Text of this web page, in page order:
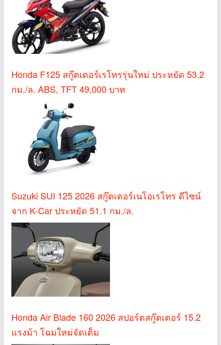
Honda F125 สกู๊ตเตอร์เรโทรรุ่นใหม่ ประหยัด 53.2
กม./ล. ABS, TFT 49,000 บาท
Suzuki SUI 125 2026 สกู๊ตเตอร์เนโอเรโทร ดีไซน์
จาก K-Car ประหยัด 51.1 กม./ล.
Honda Air Blade 160 2026 สปอร์ตสกู๊ตเตอร์ 15.2
แรงม้า โฉมใหม่จัดเต็ม